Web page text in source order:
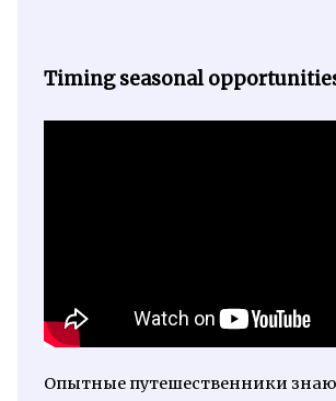
Timing seasonal
Опытные путешественники